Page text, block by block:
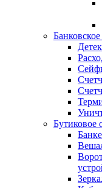
Бутиковое